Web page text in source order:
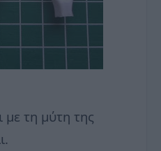
με τη μύτη της